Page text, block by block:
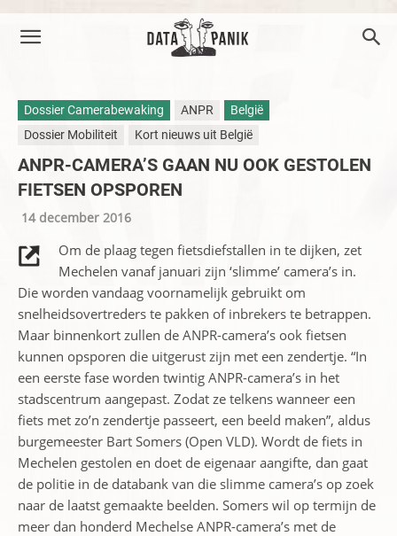
Dossier Camerabewaking ANPR
België
Dossier Mobiliteit
Kort nieuws uit België
ANPR-CAMERA’S GAAN NU OOK GESTOLEN
FIETSEN OPSPOREN
14 december 2016
Om de plaag tegen fietsdiefstallen in te dijken, zet
Mechelen vanaf januari zijn ‘slimme’ camera’s in.
Die worden vandaag voornamelijk gebruikt om
snelheidsovertreders te pakken of inbrekers te betrappen.
Maar binnenkort zullen de ANPR-camera’s ook fietsen
kunnen opsporen die uitgerust zijn met een zendertje. “In
een eerste fase worden twintig ANPR-camera’s in het
stadscentrum aangepast. Zodat ze telkens wanneer een
fiets met zo’n zendertje passeert, een beeld maken”, aldus
burgemeester Bart Somers (Open VLD). Wordt de fiets in
Mechelen gestolen en doet de eigenaar aangifte, dan gaat
de politie in de databank van die slimme camera’s op zoek
naar de laatst gemaakte beelden. Somers wil op termijn de
meer dan honderd Mechelse ANPR-camera’s met de